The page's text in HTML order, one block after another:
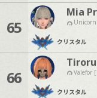
65
Mia
クリスタル
66 Valefor
クリスタル